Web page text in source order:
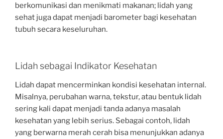
berkomunikasi dan menikmati makanan; lidah yang
sehat juga dapat menjadi barometer bagi kesehatan
tubuh secara keseluruhan.
Lidah sebagai Indikator Kesehatan
Lidah dapat mencerminkan kondisi kesehatan internal.
Misalnya, perubahan warna, tekstur, atau bentuk lidah
sering kali dapat menjadi tanda adanya masalah
kesehatan yang lebih serius. Sebagai contoh, lidah
yang berwarna merah cerah bisa menunjukkan adanya